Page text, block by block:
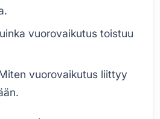
vuorovaikutus toistuu
vuorovaikutus liittyy